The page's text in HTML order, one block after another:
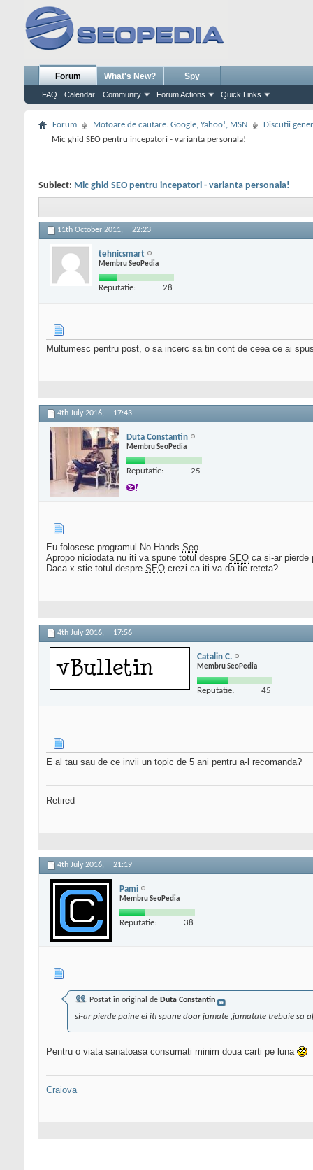
Forum
FAQ Calendar Community Forum Actions Quick Links
What's New? Spy
Forum Motoare de cautare. Google, Yahoo!, MSN
Discutii
Mic ghid SEO pentru incepatori - varianta personala!
Subiect: Mic ghid SEO pentru incepatori - varianta personala!
11th October 2011, 22:23
tehnicsmart
Membru SeoPedia
Reputatie: 28
Multumesc pentru post, o sa incerc sa tin cont de ceea ce ai
4th July 2016, 17:43
Duta Constantin
Membru SeoPedia
Reputatie: 25
Eu folosesc programul No Hands Seo
Apropo niciodata nu iti va spune totul despre SEO ca si-ar pierde
Daca x stie totul despre SEO crezi ca iti va da tie reteta?
4th July 2016, 17:56
Catalin C.
Membru SeoPedia
Reputatie: 45
E al tau sau de ce invii un topic de 5 ani pentru a-l recomanda?
Retired
4th July 2016, 21:19
Pami
Membru SeoPedia
Reputatie: 38
Postat în original de Duta Constantin
si-ar pierde paine ei iti spune doar jumate ,jumatate trebuie sa
Pentru o viata sanatoasa consumati minim doua carti pe luna
Craiova